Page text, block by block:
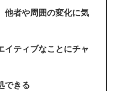
他者や周囲の変化に気
イティブなことにチャ
できる